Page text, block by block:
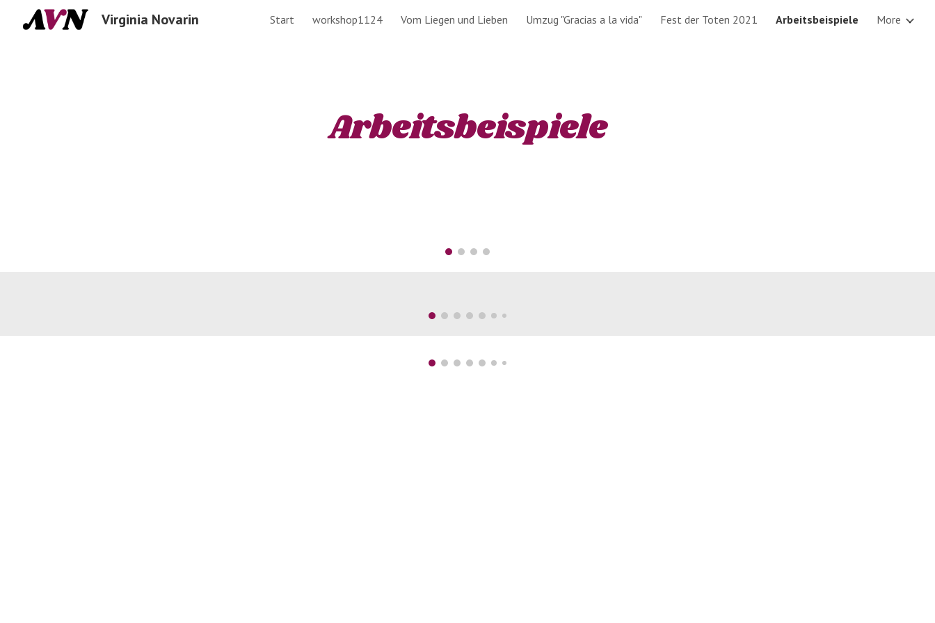
Skip to main content Skip to navigation
Virginia Novarin Start workshop1124 Vom Liegen und Lieben Umzug "Gracias a la vida" Fest der Toten 2021 Arbeitsbeispiele More
Arbeitsbeispiele